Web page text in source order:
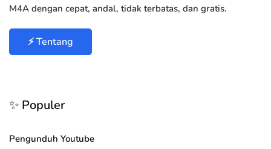
M4A dengan cepat, andal, tidak terbatas, dan gratis.
⚡ Tentang
✨ Populer
Pengunduh Youtube